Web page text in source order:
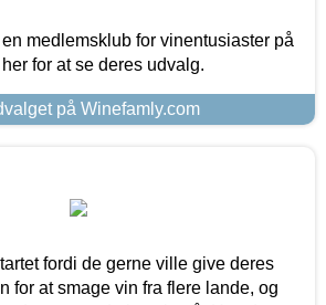
medlemsklub for vinentusiaster på
for at se deres udvalg.
på Winefamly.com
fordi de gerne ville give deres
for at smage vin fra flere lande, og